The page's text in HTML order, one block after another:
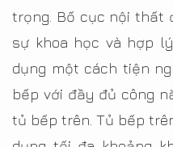
trọng. Bố cục nội thất
sự khoa học và hợp
dụng một cách tiện
bếp với đầy đủ công
tủ bếp trên. Tủ bếp